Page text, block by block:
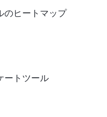
のヒートマップ
ートツール